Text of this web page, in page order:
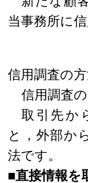
当事務所に
信用調査の
信用調査
取引先か
と，外部か
法です。
■直接情報を